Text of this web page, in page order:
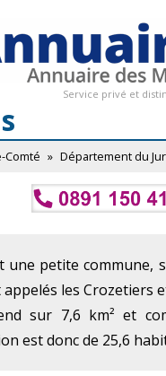
Service privé et
Comté » Département du
une petite commune,
les Crozetiers
sur 7,6 km² et
est donc de 25,6